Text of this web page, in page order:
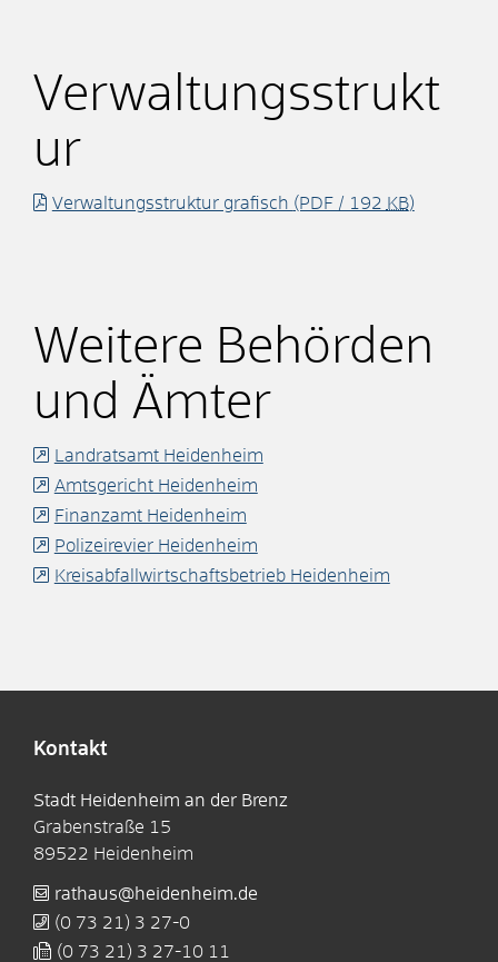
Verwaltungsstrukt
ur
Verwaltungsstruktur grafisch (PDF / 192 KB)
Weitere Behörden
und Ämter
Landratsamt Heidenheim
Amtsgericht Heidenheim
Finanzamt Heidenheim
Polizeirevier Heidenheim
Kreisabfallwirtschaftsbetrieb Heidenheim
Kontakt
Stadt Heidenheim an der Brenz
Grabenstraße 15
89522 Heidenheim
rathaus@heidenheim.de
(0 73 21) 3 27-0
(0 73 21) 3 27-10 11